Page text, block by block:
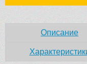
Описание